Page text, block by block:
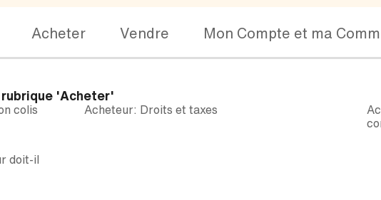
Acheter Vendre Mon Compte et ma
'Acheter'
colis Acheteur: Droits et taxes
doit-il